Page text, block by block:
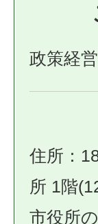
政策経
住所：
所 1階
市役所